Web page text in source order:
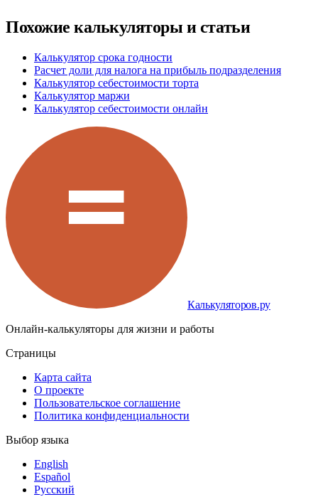
Похожие калькуляторы и статьи
Калькулятор срока годности
Расчет доли для налога на прибыль подразделения
Калькулятор себестоимости торта
Калькулятор маржи
Калькулятор себестоимости онлайн
Калькуляторов.ру
Онлайн-калькуляторы для жизни и работы
Страницы
Карта сайта
О проекте
Пользовательское соглашение
Политика конфиденциальности
Выбор языка
English
Español
Русский